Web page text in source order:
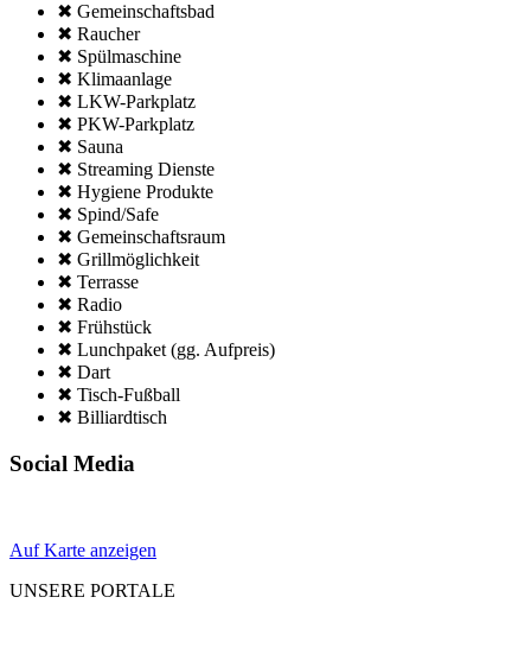
✖ Gemeinschafts­bad
✖ Raucher
✖ Spül­maschine
✖ Klima­anlage
✖ LKW-Parkplatz
✖ PKW-Parkplatz
✖ Sauna
✖ Streaming Dienste
✖ Hygiene Produkte
✖ Spind/Safe
✖ Gemeinschafts­raum
✖ Grillmöglich­keit
✖ Terrasse
✖ Radio
✖ Frühstück
✖ Lunchpaket (gg. Aufpreis)
✖ Dart
✖ Tisch-Fußball
✖ Billiardtisch
Social Media
Auf Karte anzeigen
UNSERE PORTALE